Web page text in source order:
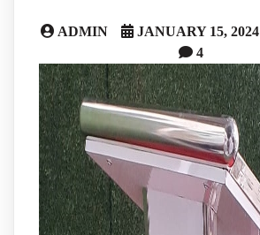
ADMIN JANUARY 15, 2024
4